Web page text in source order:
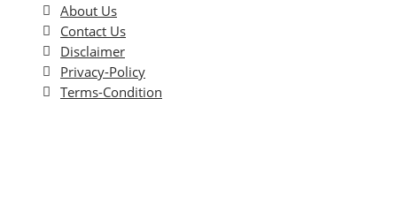
About Us
Contact Us
Disclaimer
Privacy-Policy
Terms-Condition